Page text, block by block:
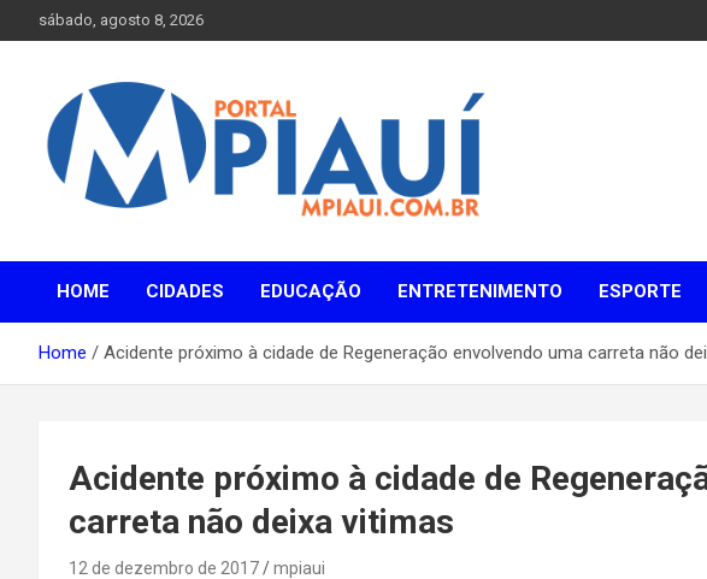
to
sábado, agosto 8, 2026
Portal MPiauí
Parnaíba
HOME
CIDADES EDUCAÇÃO ENTRETENIMENTO ESPORTE
Home Acidente próximo à cidade de Regeneração envolvendo uma carreta não
Acidente próximo à cidade de
carreta não deixa vitimas
12 de dezembro de 2017 mpiaui